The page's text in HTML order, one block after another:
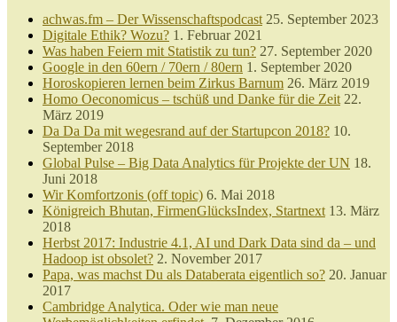
achwas.fm – Der Wissenschaftspodcast 25. September 2023
Digitale Ethik? Wozu? 1. Februar 2021
Was haben Feiern mit Statistik zu tun? 27. September 2020
Google in den 60ern / 70ern / 80ern 1. September 2020
Horoskopieren lernen beim Zirkus Barnum 26. März 2019
Homo Oeconomicus – tschüß und Danke für die Zeit 22.
März 2019
Da Da Da mit wegesrand auf der Startupcon 2018? 10.
September 2018
Global Pulse – Big Data Analytics für Projekte der UN 18.
Juni 2018
Wir Komfortzonis (off topic) 6. Mai 2018
Königreich Bhutan, FirmenGlücksIndex, Startnext 13. März
2018
Herbst 2017: Industrie 4.1, AI und Dark Data sind da – und
Hadoop ist obsolet? 2. November 2017
Papa, was machst Du als Databerata eigentlich so? 20. Januar
2017
Cambridge Analytica. Oder wie man neue